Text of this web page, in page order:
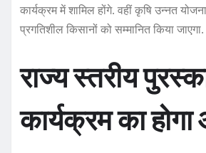
कार्यक्रम में शामिल होंगे. वहीं कृषि उन्नत
प्रगतिशील किसानों को सम्मानित किया जाएगा.
राज्य स्तरीय
कार्यक्रम का